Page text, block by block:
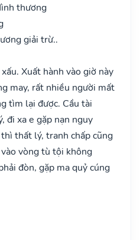
thương
giải trừ..
Xuất hành vào giờ này
may, rất nhiều người mất
tìm lại được. Cầu tài
đi xa e gặp nạn nguy
thất lý, tranh chấp cũng
vòng tù tội không
đòn, gặp ma quỷ cúng